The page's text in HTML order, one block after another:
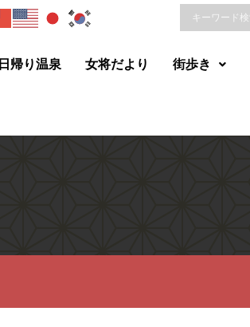
日帰り温泉 女将だより 街歩き